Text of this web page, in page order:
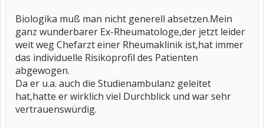
Biologika muß man nicht generell absetzen.Mein
ganz wunderbarer Ex-Rheumatologe,der jetzt leider
weit weg Chefarzt einer Rheumaklinik ist,hat immer
das individuelle Risikoprofil des Patienten
abgewogen.
Da er u.a. auch die Studienambulanz geleitet
hat,hatte er wirklich viel Durchblick und war sehr
vertrauenswürdig.